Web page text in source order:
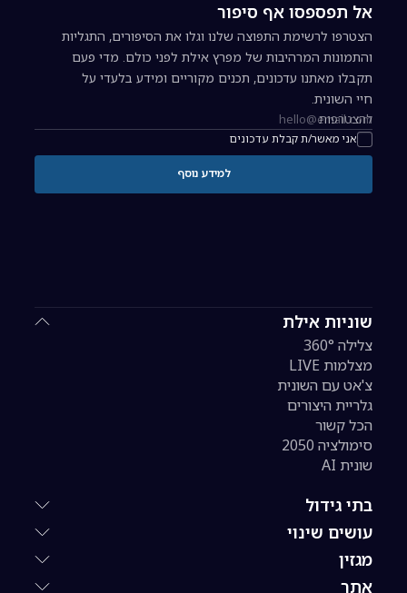
שוניות אילת
צלילה 360°
מצלמות LIVE
צ'אט עם השונית
גלריית היצורים
הכל קשור
סימולציה 2050
שונית AI
בתי גידול
עושים שינוי
מגזין
אתר
אל תפספסו אף סיפור
הצטרפו לרשימת התפוצה שלנו וגלו את הסיפורים, התגליות
והתמונות המרהיבות של מפרץ אילת לפני כולם. מדי פעם
תקבלו מאתנו עדכונים, תכנים מקוריים ומידע בלעדי על
חיי השונית.
כתובת אימייל להרשמה לניוזלטר
אני מאשר/ת קבלת עדכונים
להצטרפות
למידע נוסף